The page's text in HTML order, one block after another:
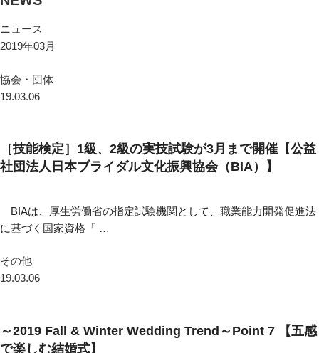
ニュース
2019年03月
協会・団体
19.03.06
［技能検定］1級、2級の実技試験が3月まで開催【公益
社団法人日本ブライダル文化振興協会（BIA）】
BIAは、厚生労働省の指定試験機関として、職業能力開発促進法
に基づく国家資格「 …
その他
19.03.06
～2019 Fall & Winter Wedding Trend～Point 7 【五感
で楽しむ結婚式】